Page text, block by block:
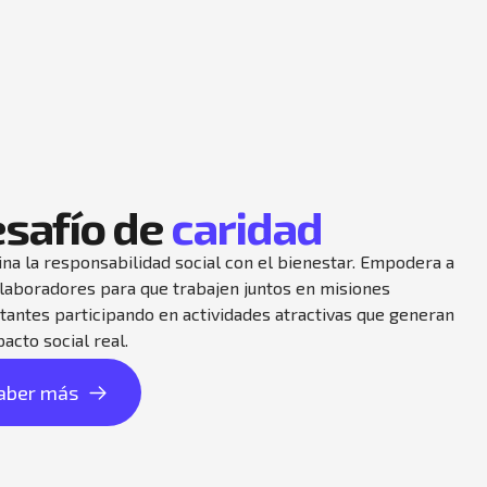
decaridad
la responsabilidad social con el bienestar. Empodera a
para que trabajen juntos en misiones
participando en actividades atractivas que generan
social real.
más